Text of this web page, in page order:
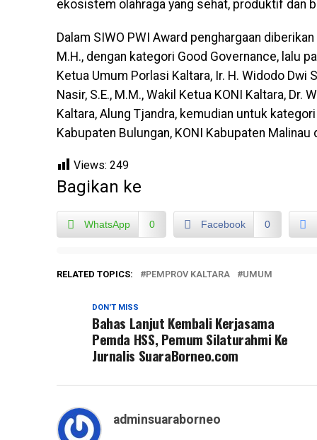
ekosistem olahraga yang sehat, produktif dan
Dalam SIWO PWI Award penghargaan
M.H., dengan kategori Good Governance, lalu
Ketua Umum Porlasi Kaltara, Ir. H. Widodo Dwi
Nasir, S.E., M.M., Wakil Ketua KONI Kaltara, Dr.
Kaltara, Alung Tjandra, kemudian untuk
Kabupaten Bulungan, KONI Kabupaten
Views: 249
Bagikan ke
WhatsApp 0 Facebook 0
RELATED TOPICS: PEMPROV KALTARA UMUM
DON'T MISS
Bahas Lanjut Kembali Kerjasama
Pemda HSS, Pemum Silaturahmi Ke
Jurnalis SuaraBorneo.com
adminsuaraborneo